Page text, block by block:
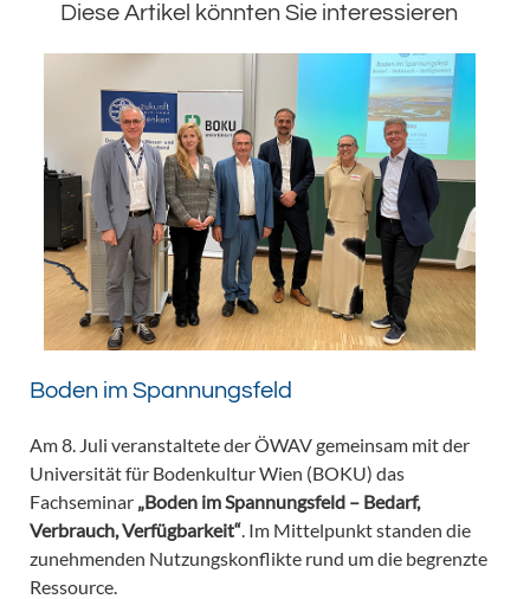
Diese Artikel könnten Sie interessieren
Boden im Spannungsfeld
Am 8. Juli veranstaltete der ÖWAV gemeinsam mit der
Universität für Bodenkultur Wien (BOKU) das
Fachseminar „Boden im Spannungsfeld – Bedarf,
Verbrauch, Verfügbarkeit“ . Im Mittelpunkt standen die
zunehmenden Nutzungskonflikte rund um die begrenzte
Ressource.